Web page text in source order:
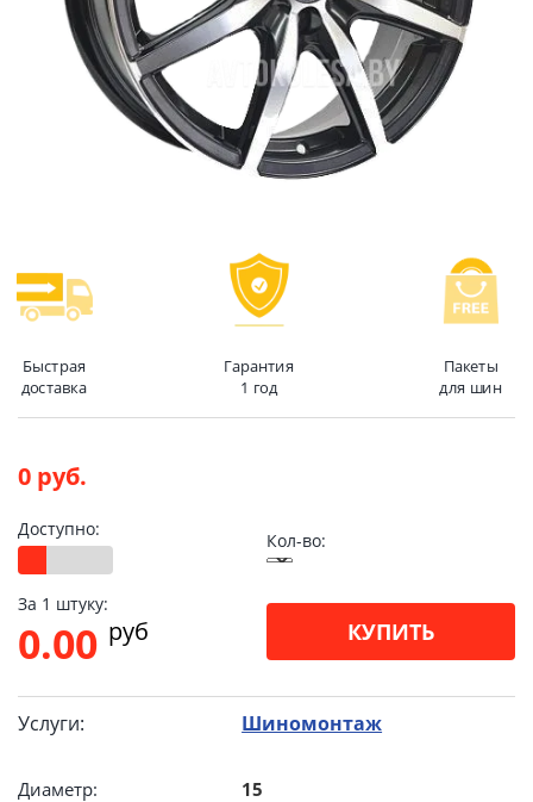
Быстрая
доставка
Гарантия
1 год
Пакеты
для шин
0 руб.
Доступно:
Кол-во:
За 1 штуку:
0.00 pуб КУПИТЬ
Услуги: Шиномонтаж
Диаметр:
15